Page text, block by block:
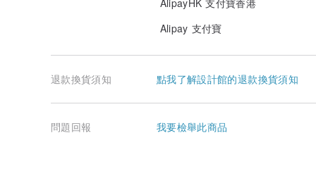
也是台灣第一個以天然纖維、環境友善為核心精神的寢具
土耳其有機棉 /台灣紡織老廠台元製造 / 三十年功力加工廠
Alipay 支付寶
退款換貨須知 點我了解設計館的退款換貨須知
問題回報 我要檢舉此商品